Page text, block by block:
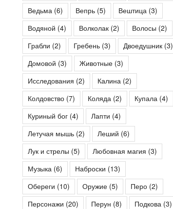
Ведьма(6) Вепрь(5) Вештица(3)
Водяной (4) Волколак(2) Волосы (2)
Грабли (2) Гребень(3) Двоедушник(3)
Домовой (3) Животные(3)
Исследования (2) Калина(2)
Колдовство(7) Коляда(2) Купала(4)
Куриный бог(4) Лапти (4)
Летучая мышь(2) Леший (6)
Лук и стрелы (5) Любовная магия (3)
Музыка(6) Наброски (13)
Обереги (10) Оружие(5) Перо(2)
Персонажи (20) Перун (8) Подкова(3)